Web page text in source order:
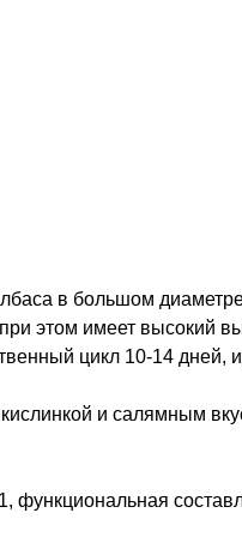
в большом
этом имеет высокий
цикл 10-14 дней,
и салямным
функциональная